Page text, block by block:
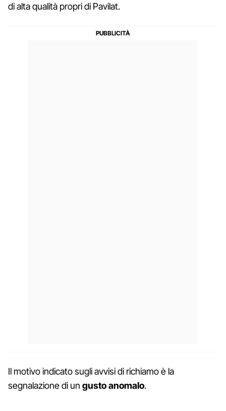
di alta qualità propri di Pavilat.
Il motivo indicato sugli avvisi di richiamo è la
segnalazione di un gusto anomalo.